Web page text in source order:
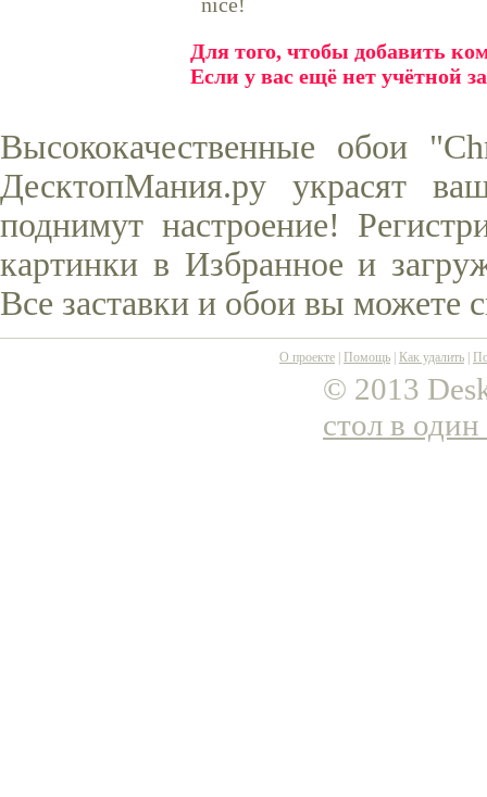
Для того, чтобы добавить
Если у вас ещё нет учётной
Высококачественные обои
ДесктопМания.ру украсят
поднимут настроение!
картинки в Избранное и
Все заставки и обои вы можете
О проекте Помощь Как удалить
© 2013
стол в